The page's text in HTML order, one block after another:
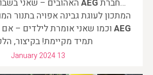
…חברת AEG האהובים – שאני
המתכון לעוגת גבינה אפויה בתנור
AEG וכמו שאני אומרת לילדים – אם
תמיד מקיימת! בקיצור,
January 2024 13